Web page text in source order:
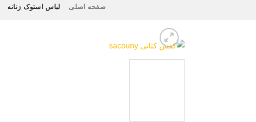
صفحه اصلی لباس استوک زنانه